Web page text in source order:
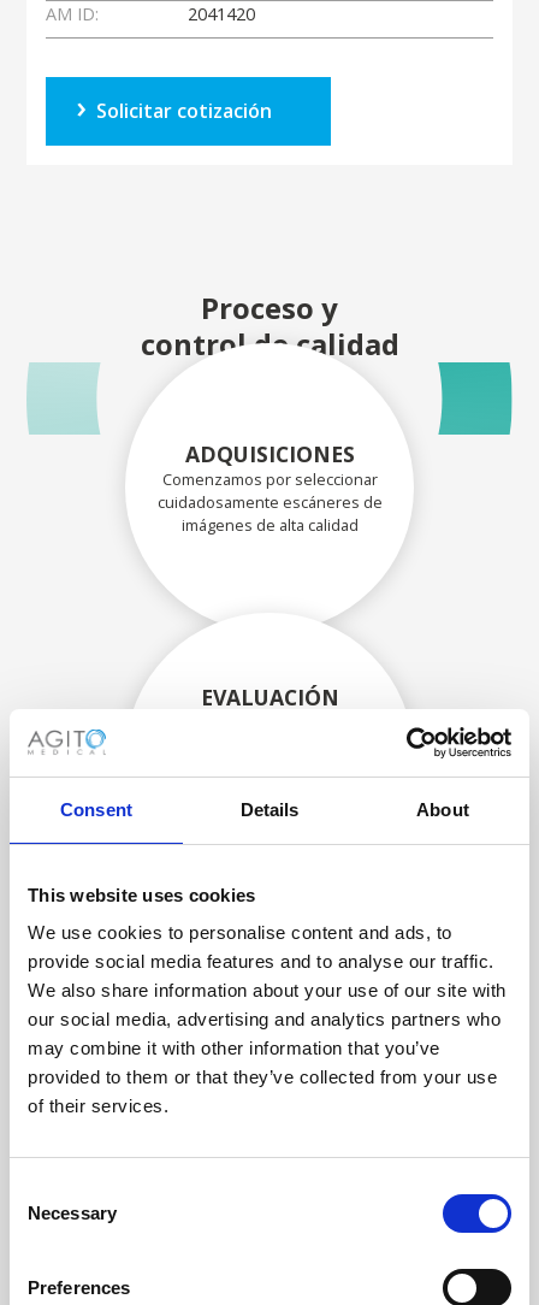
Consent Details About
This website uses cookies
We use cookies to personalise content and ads, to
provide social media features and to analyse our traffic.
We also share information about your use of our site with
our social media, advertising and analytics partners who
may combine it with other information that you’ve
provided to them or that they’ve collected from your use
of their services.
Selection
Necessary
Preferences
AM ID:
2041420
Solicitar cotización
Proceso y
control de calidad
ADQUISICIONES
Comenzamos por seleccionar
cuidadosamente escáneres de
imágenes de alta calidad
EVALUACIÓN
experimentados evalúan
y sus componentes.
RECUPERÁNDOSE
CON CUIDADO
Las piezas utilizables se
recuperan meticulosamente en
un entorno seguro de ESD, lo
que garantiza que no haya